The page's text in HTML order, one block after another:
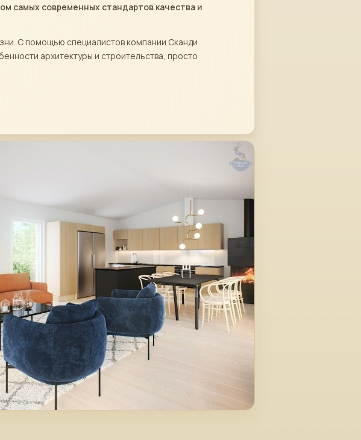
самых современных стандартов качества и
С помощью специалистов компании Сканди
архитектуры и строительства, просто